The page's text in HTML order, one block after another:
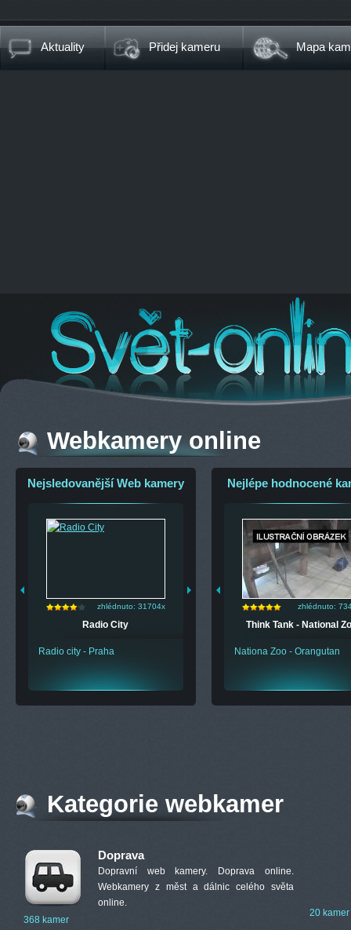
Aktuality Přidej kameru Mapa
Webkamery online
Nejsledovanější Web kamery
zhlédnuto: 31704x
Radio City
Radio city - Praha
zhlédnuto: 33400x
Egypt - Marsa Alam
Živě Marsa Alam v Egyptě
Nejlépe hodnocené
zhlédnuto: 7341x
Think Tank - National Zoo
Nationa Zoo - Orangutan
zhlédnuto:
Think Tank - National
Nationa Zoo - Orangutan
Online kamera -
Kategorie webkamer
368 kamer
Doprava
Dopravní web kamery. Doprava online.
Webkamery z měst a dálnic celého světa
online.
20 kamer